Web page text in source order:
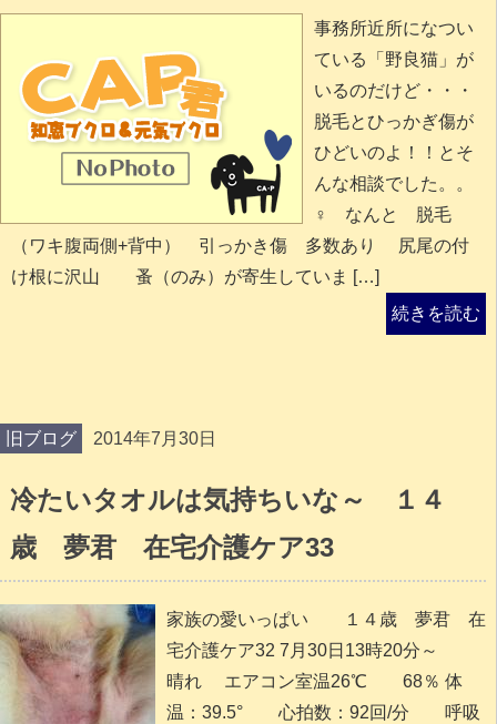
事務所近所になつい
ている「野良猫」が
いるのだけど・・・
脱毛とひっかぎ傷が
ひどいのよ！！とそ
んな相談でした。。
♀ なんと 脱毛
（ワキ腹両側+背中） 引っかき傷 多数あり 尻尾の付
け根に沢山 蚤（のみ）が寄生していま […]
続きを読む
旧ブログ 2014年7月30日
冷たいタオルは気持ちいな～ １４
歳 夢君 在宅介護ケア33
家族の愛いっぱい １４歳 夢君 在
宅介護ケア32 7月30日13時20分～
晴れ エアコン室温26℃ 68％ 体
温：39.5° 心拍数：92回/分 呼吸